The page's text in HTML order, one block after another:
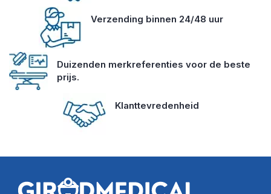
Verzending binnen 24/48 uur
Duizenden merkreferenties voor de beste
prijs.
Klanttevredenheid